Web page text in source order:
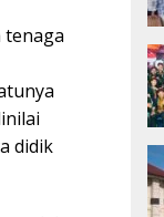
tenaga
didik